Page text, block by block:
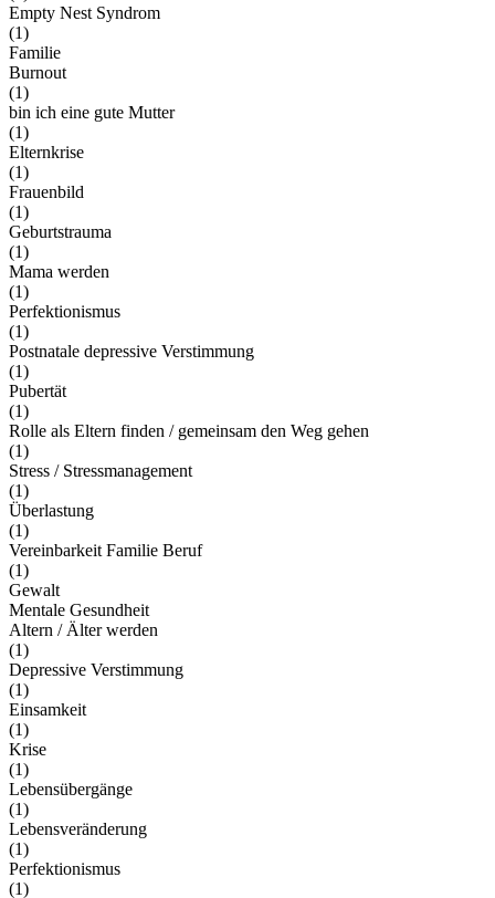
Empty Nest Syndrom
(1)
Familie
Burnout
(1)
bin ich eine gute Mutter
(1)
Elternkrise
(1)
Frauenbild
(1)
Geburtstrauma
(1)
Mama werden
(1)
Perfektionismus
(1)
Postnatale depressive Verstimmung
(1)
Pubertät
(1)
Rolle als Eltern finden / gemeinsam den Weg gehen
(1)
Stress / Stressmanagement
(1)
Überlastung
(1)
Vereinbarkeit Familie Beruf
(1)
Gewalt
Mentale Gesundheit
Altern / Älter werden
(1)
Depressive Verstimmung
(1)
Einsamkeit
(1)
Krise
(1)
Lebensübergänge
(1)
Lebensveränderung
(1)
Perfektionismus
(1)